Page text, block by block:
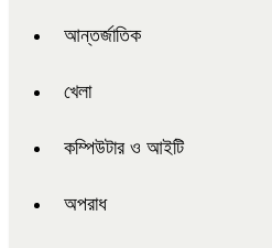
আন্তর্জাতিক
খেলা
কম্পিউটার ও আইটি
অপরাধ